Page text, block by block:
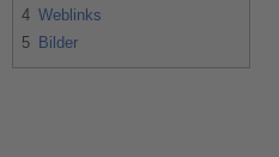
4 Weblinks
5 Bilder